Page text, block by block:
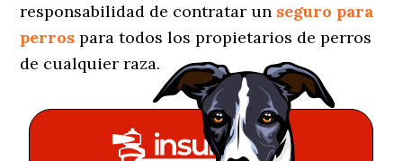
responsabilidad de contratar un seguro para
perros para todos los propietarios de perros
de cualquier raza.